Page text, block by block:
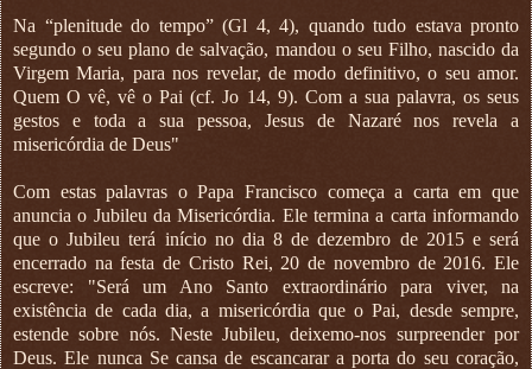
Na “plenitude do tempo” (Gl 4, 4), quando tudo estava pronto
segundo o seu plano de salvação, mandou o seu Filho, nascido da
Virgem Maria, para nos revelar, de modo definitivo, o seu amor.
Quem O vê, vê o Pai (cf. Jo 14, 9). Com a sua palavra, os seus
gestos e toda a sua pessoa, Jesus de Nazaré nos revela a
misericórdia de Deus"
Com estas palavras o Papa Francisco começa a carta em que
anuncia o Jubileu da Misericórdia. Ele termina a carta informando
que o Jubileu terá início no dia 8 de dezembro de 2015 e será
encerrado na festa de Cristo Rei, 20 de novembro de 2016. Ele
escreve: "Será um Ano Santo extraordinário para viver, na
existência de cada dia, a misericórdia que o Pai, desde sempre,
estende sobre nós. Neste Jubileu, deixemo-nos surpreender por
Deus. Ele nunca Se cansa de escancarar a porta do seu coração,